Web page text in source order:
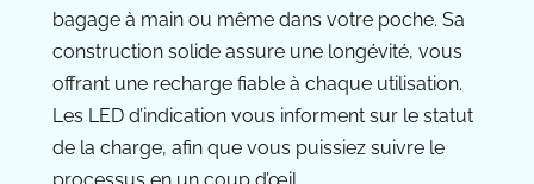
bagage à main ou même dans votre poche. Sa
construction solide assure une longévité, vous
offrant une recharge fiable à chaque utilisation.
Les LED d’indication vous informent sur le statut
de la charge, afin que vous puissiez suivre le